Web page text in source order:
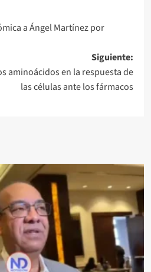
a Ángel Martínez por
Siguiente:
aminoácidos en la respuesta de
las células ante los fármacos